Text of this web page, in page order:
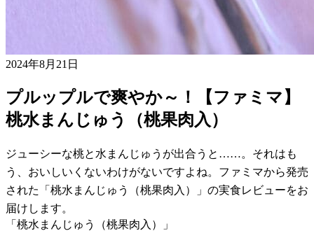
2024年8月21日
プルップルで爽やか～！【ファミマ】
桃水まんじゅう（桃果肉入）
ジューシーな桃と水まんじゅうが出合うと……。それはも
う、おいしいくないわけがないですよね。ファミマから発売
された「桃水まんじゅう（桃果肉入）」の実食レビューをお
届けします。
「桃水まんじゅう（桃果肉入）」